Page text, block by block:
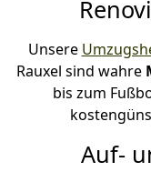
Unsere
Rauxel sind wahre
bis zum
Auf-